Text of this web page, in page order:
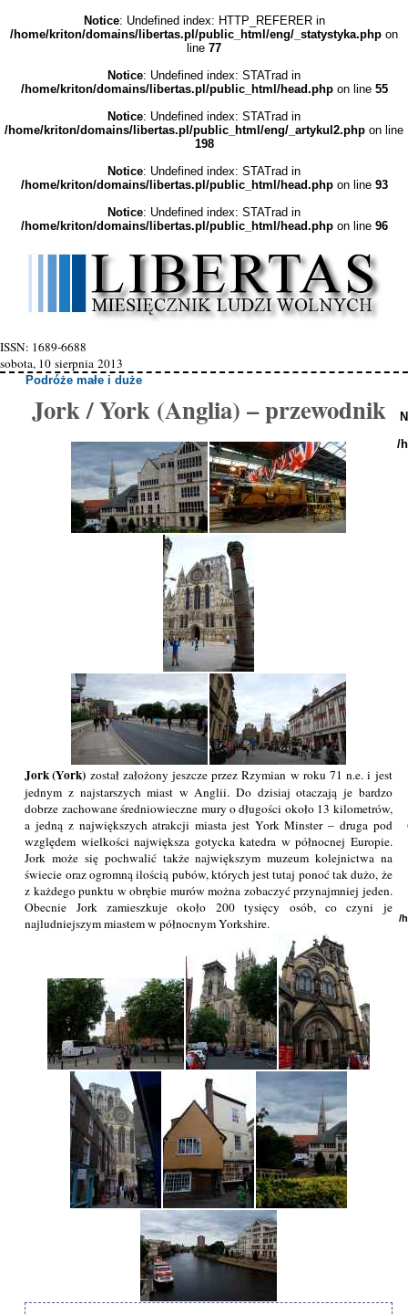
Notice: Undefined index: HTTP_REFERER in
/home/kriton/domains/libertas.pl/public_html/eng/_statystyka.php on
line 77
Notice: Undefined index: STATrad in
/home/kriton/domains/libertas.pl/public_html/head.phpon line 55
Notice: Undefined index: STATrad in
/home/kriton/domains/libertas.pl/public_html/eng/_artykul2.php on line
198
Notice: Undefined index: STATrad in
/home/kriton/domains/libertas.pl/public_html/head.phpon line 93
Notice: Undefined index: STATrad in
/home/kriton/domains/libertas.pl/public_html/head.phpon line 96
ISSN: 1689-6688
sobota, 10 sierpnia 2013
Podróże małe i duże
Jork / York (Anglia) – przewodnik
Jork (York) został założony jeszcze przez Rzymian w roku 71 n.e. i jest
jednym z najstarszych miast w Anglii. Do dzisiaj otaczają je bardzo
dobrze zachowane średniowieczne mury o długości około 13 kilometrów,
a jedną z największych atrakcji miasta jest York Minster – druga pod
względem wielkości największa gotycka katedra w północnej Europie.
Jork może się pochwalić także największym muzeum kolejnictwa na
świecie oraz ogromną ilością pubów, których jest tutaj ponoć tak dużo, że
z każdego punktu w obrębie murów można zobaczyć przynajmniej jeden.
Obecnie Jork zamieszkuje około 200 tysięcy osób, co czyni je
najludniejszym miastem w północnym Yorkshire.
/
/